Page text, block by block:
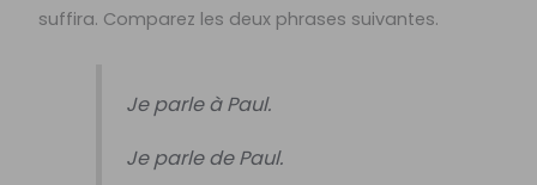
suffira. Comparez les deux phrases suivantes.
Je parle à Paul.
Je parle de Paul.